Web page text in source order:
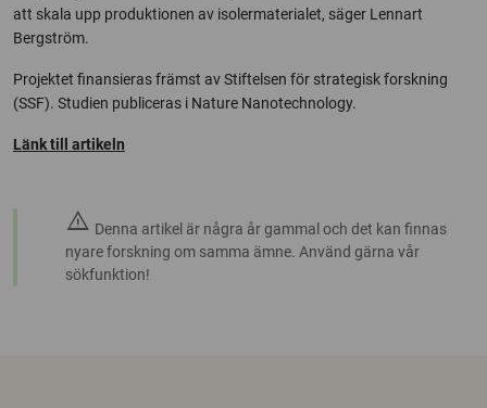
att skala upp produktionen av isolermaterialet, säger Lennart
Bergström.
Projektet finansieras främst av Stiftelsen för strategisk forskning
(SSF). Studien publiceras i Nature Nanotechnology.
Länk till artikeln
warning Denna artikel är några år gammal och det kan finnas
nyare forskning om samma ämne. Använd gärna vår
sökfunktion!